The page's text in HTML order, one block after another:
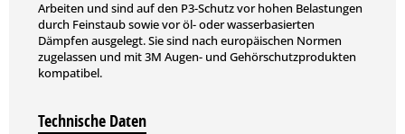
Arbeiten und sind auf den P3-Schutz vor hohen Belastungen
durch Feinstaub sowie vor öl- oder wasserbasierten
Dämpfen ausgelegt. Sie sind nach europäischen Normen
zugelassen und mit 3M Augen- und Gehörschutzprodukten
kompatibel.
Technische Daten